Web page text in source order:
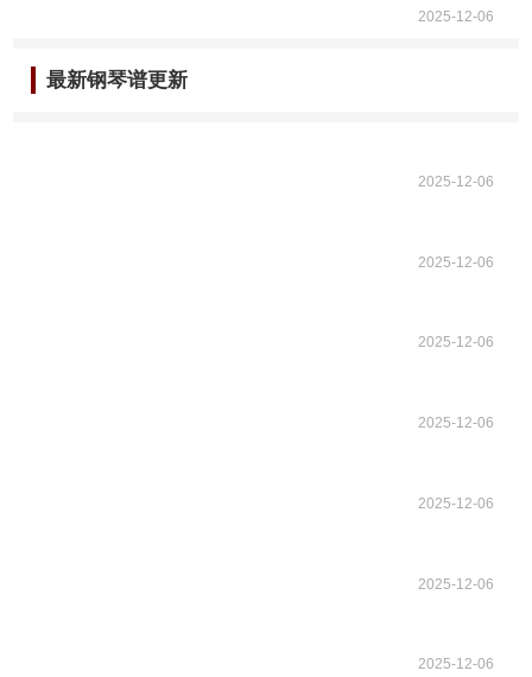
2025-12-06
最新钢琴谱更新
2025-12-06
2025-12-06
2025-12-06
2025-12-06
2025-12-06
2025-12-06
2025-12-06